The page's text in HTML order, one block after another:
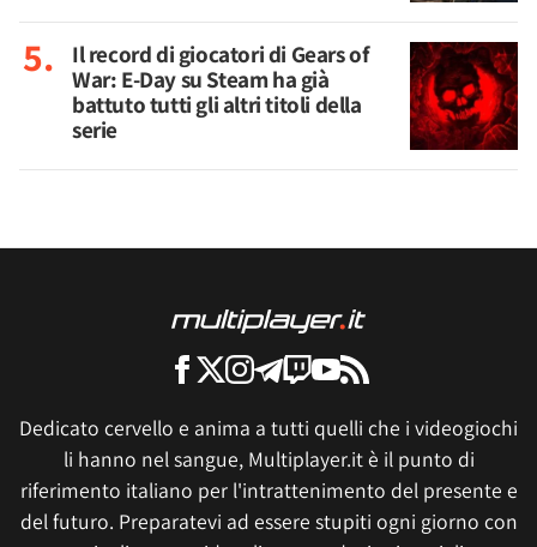
Il record di giocatori di Gears of
War: E-Day su Steam ha già
battuto tutti gli altri titoli della
serie
Dedicato cervello e anima a tutti quelli che i videogiochi
li hanno nel sangue, Multiplayer.it è il punto di
riferimento italiano per l'intrattenimento del presente e
del futuro. Preparatevi ad essere stupiti ogni giorno con